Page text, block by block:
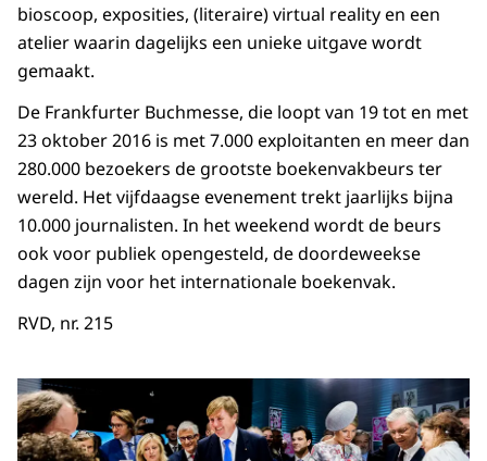
bioscoop, exposities, (literaire) virtual reality en een
atelier waarin dagelijks een unieke uitgave wordt
gemaakt.
De Frankfurter Buchmesse, die loopt van 19 tot en met
23 oktober 2016 is met 7.000 exploitanten en meer dan
280.000 bezoekers de grootste boekenvakbeurs ter
wereld. Het vijfdaagse evenement trekt jaarlijks bijna
10.000 journalisten. In het weekend wordt de beurs
ook voor publiek opengesteld, de doordeweekse
dagen zijn voor het internationale boekenvak.
RVD, nr. 215